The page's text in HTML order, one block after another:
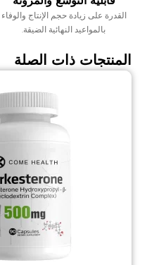
القدرة على زيادة حجم الإنتاج والوفاء
بالمواعيد النهائية الضيقة.
المنتجات ذات الصلة